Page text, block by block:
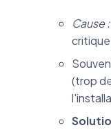
Cause :
critique
(trop